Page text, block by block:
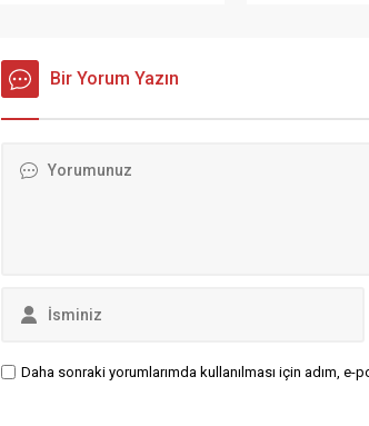
Yılın en iddialı kutlamasına
ev sahipliği yapan Gloria
Serenity Resort ve Gloria Golf
Buray’ın konseri damga
Bir Yorum Yazın
Daha sonraki yorumlarımda kullanılması için adım,